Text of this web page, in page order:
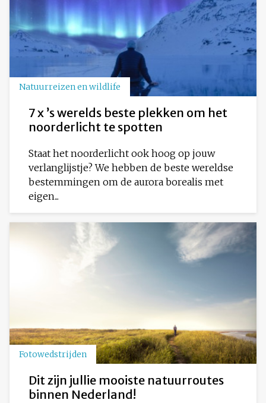
Natuurreizen en wildlife
7 x ’s werelds beste plekken om het
noorderlicht te spotten
Staat het noorderlicht ook hoog op jouw
verlanglijstje? We hebben de beste wereldse
bestemmingen om de aurora borealis met
eigen...
Fotowedstrijden
Dit zijn jullie mooiste natuurroutes
binnen Nederland!